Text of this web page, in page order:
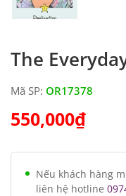
The
Mã SP: OR17378
550,000₫
Nếu khách hàng
liên hệ hotline